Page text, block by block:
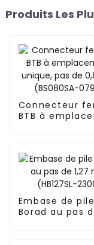
Produits Les
Connecteur
BTB à
Embase de pile
Borad au pas